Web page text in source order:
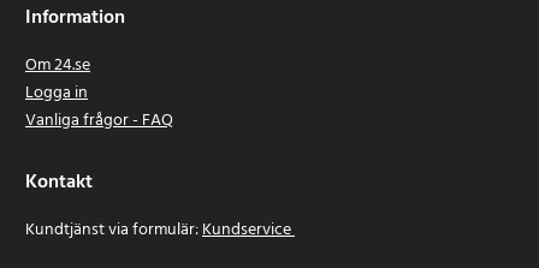
Information
Om 24.se
Logga in
Vanliga frågor - FAQ
Kontakt
Kundtjänst via formulär:Kundservice